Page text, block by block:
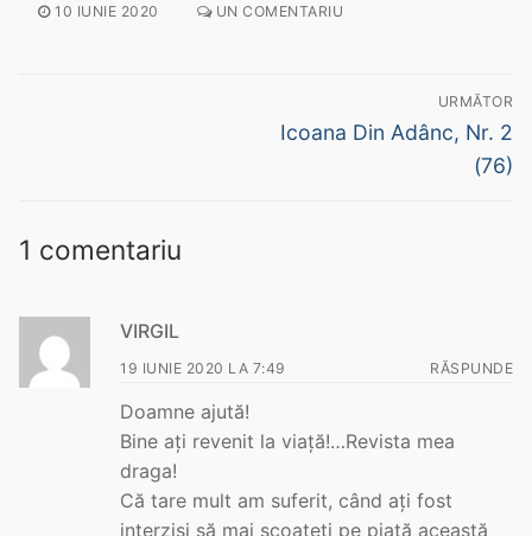
10 IUNIE 2020 UN COMENTARIU
URMĂTOR
Icoana Din Adânc, Nr. 2
(76)
1 comentariu
VIRGIL
19 IUNIE 2020 LA 7:49 RĂSPUNDE
Doamne ajută!
Bine ați revenit la viață!…Revista mea
draga!
Că tare mult am suferit, când ați fost
interziși să mai scoateți pe piață această